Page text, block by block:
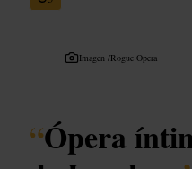
Imagen /Rogue Opera
“Ópera